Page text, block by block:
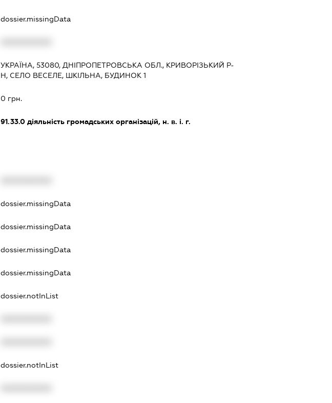
dossier.missingData
УКРАЇНА, 53080, ДНІПРОПЕТРОВСЬКА ОБЛ., КРИВОРІЗЬКИЙ Р-
Н, СЕЛО ВЕСЕЛЕ, ШКІЛЬНА, БУДИНОК 1
0 грн.
91.33.0 діяльність громадських організацій, н. в. і. г.
dossier.missingData
dossier.missingData
dossier.missingData
dossier.missingData
dossier.notInList
dossier.notInList